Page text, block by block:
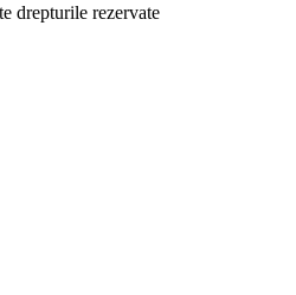
drepturile rezervate